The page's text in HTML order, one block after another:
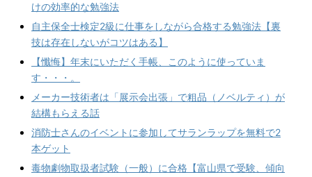
けの効率的な勉強法
自主保全士検定2級に仕事をしながら合格する勉強法【裏
技は存在しないがコツはある】
【懺悔】年末にいただく手帳、このように使っていま
す・・・。
メーカー技術者は「展示会出張」で粗品（ノベルティ）が
結構もらえる話
消防士さんのイベントに参加してサランラップを無料で2
本ゲット
毒物劇物取扱者試験（一般）に合格【富山県で受験、傾向